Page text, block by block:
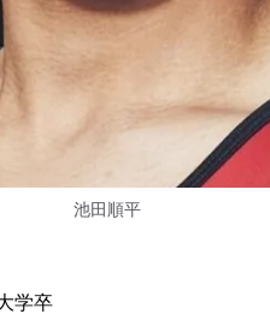
池田順平
学卒